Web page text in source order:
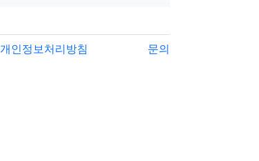
개인정보처리방침 문의